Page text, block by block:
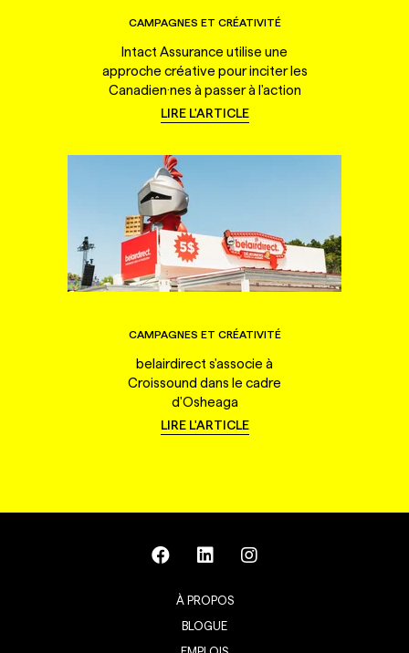
CAMPAGNES ET CRÉATIVITÉ
Intact Assurance utilise une
approche créative pour inciter les
Canadien·nes à passer à l'action
LIRE L'ARTICLE
CAMPAGNES ET CRÉATIVITÉ
belairdirect s'associe à
Croissound dans le cadre
d'Osheaga
LIRE L'ARTICLE
À PROPOS
BLOGUE